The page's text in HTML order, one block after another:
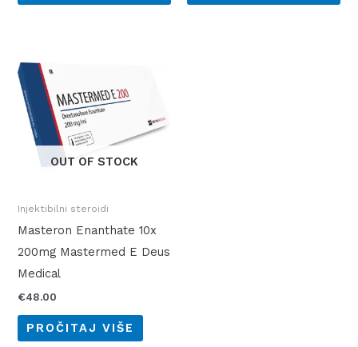
OUT OF STOCK
Injektibilni steroidi
Masteron Enanthate 10x
200mg Mastermed E Deus
Medical
€48.00
PROČITAJ VIŠE